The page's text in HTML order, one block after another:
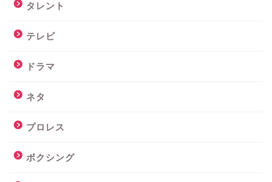
タレント
テレビ
ドラマ
ネタ
プロレス
ボクシング